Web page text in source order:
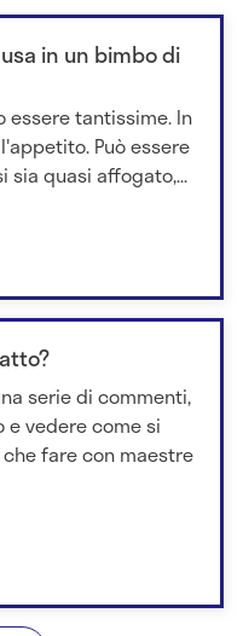
in un bimbo di
essere tantissime. In
Può essere
sia quasi affogato,...
serie di commenti,
vedere come si
fare con maestre